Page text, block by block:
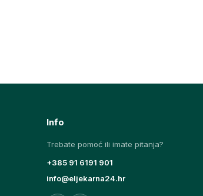
Info
Trebate pomoć ili imate pitanja?
+385 91 6191 901
info@eljekarna24.hr